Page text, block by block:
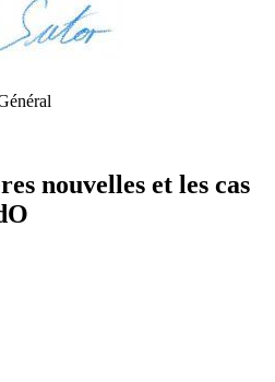
nouvelles et les cas